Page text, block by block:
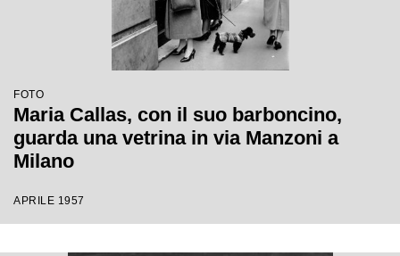
FOTO
Maria Callas, con il suo barboncino,
guarda una vetrina in via Manzoni a
Milano
APRILE 1957